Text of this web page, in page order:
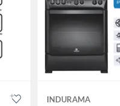
INDURAMA